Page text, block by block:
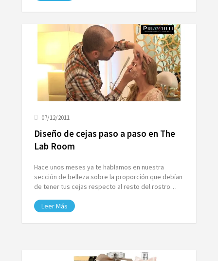
07/12/2011
Diseño de cejas paso a paso en The
Lab Room
Hace unos meses ya te hablamos en nuestra
sección de belleza sobre la proporción que debían
de tener tus cejas respecto al resto del rostro…
Leer Más